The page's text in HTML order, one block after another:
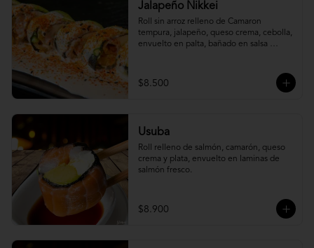
Jalapeño Nikkei
Roll sin arroz relleno de Camaron
tempura, jalapeño, queso crema, cebolla,
envuelto en palta, bañado en salsa
$8.500
Usuba
Roll relleno de salmón, camarón, queso
crema y plata, envuelto en laminas de
salmón fresco.
$8.900